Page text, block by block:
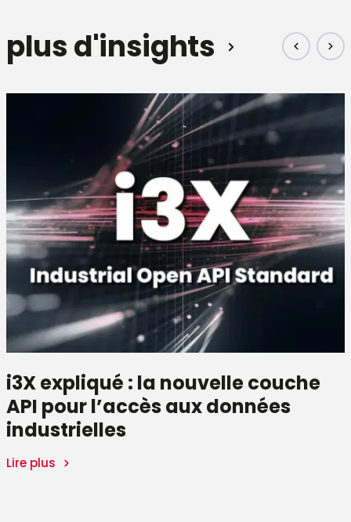
plus d'insights
i3X expliqué : la nouvelle couche
API pour l’accès aux données
industrielles
Lire plus